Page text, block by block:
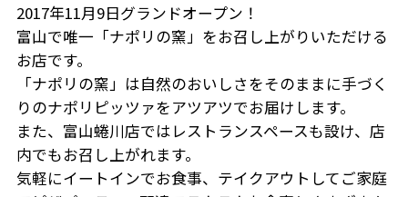
2017年11月9日グランドオープン！
富山で唯一「ナポリの窯」をお召し上がりいただける
お店です。
「ナポリの窯」は自然のおいしさをそのままに手づく
りのナポリピッツァをアツアツでお届けします。
また、富山蜷川店ではレストランスペースも設け、店
内でもお召し上がれます。
気軽にイートインでお食事、テイクアウトしてご家庭